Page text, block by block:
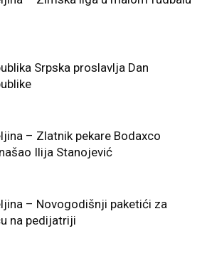
Srpska proslavlja Dan
– Zlatnik pekare Bodaxco
Ilija Stanojević
– Novogodišnji paketići za
na pedijatriji